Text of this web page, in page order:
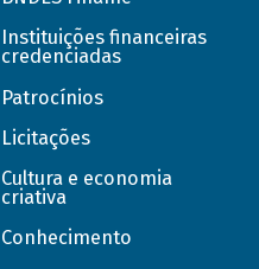
Instituições financeiras
credenciadas
Patrocínios
Licitações
Cultura e economia
criativa
Conhecimento